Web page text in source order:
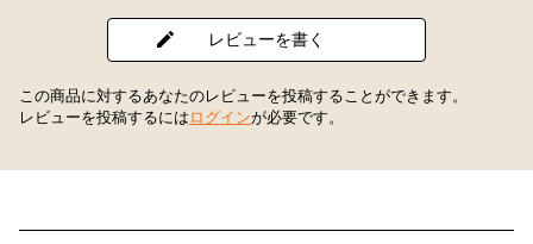
レビューを書く
この商品に対するあなたのレビューを投稿することができます。
レビューを投稿するには ログインが必要です。